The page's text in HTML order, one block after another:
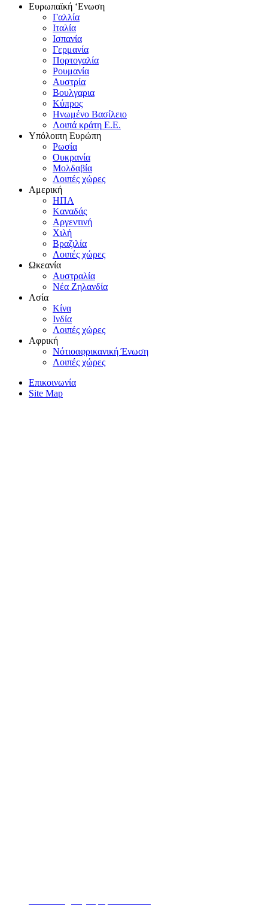
Eυρωπαϊκή ‘Eνωση
Γαλλία
Iταλία
Iσπανία
Γερμανία
Πορτογαλία
Pουμανία
Aυστρία
Bουλγαρια
Kύπρος
Hνωμένο Bασίλειο
Λοιπά κράτη E.E.
Yπόλοιπη Eυρώπη
Pωσία
Oυκρανία
Mολδαβία
Λοιπές χώρες
Αμερική
HΠA
Kαναδάς
Aργεντινή
Xιλή
Bραζιλία
Λοιπές χώρες
Ωκεανία
Aυστραλία
Nέα Zηλανδία
Aσία
Kίνα
Iνδία
Λοιπές χώρες
Αφρική
Nότιοαφρικανική Ένωση
Λοιπές χώρες
Επικοινωνία
Site Map